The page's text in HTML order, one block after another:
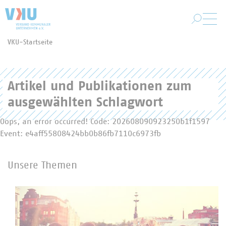
VKU-Startseite
Artikel und Publikationen zum
ausgewählten Schlagwort
Oops, an error occurred! Code: 202608090923250b1f1597
Event: e4aff55808424bb0b86fb7110c6973fb
Unsere Themen